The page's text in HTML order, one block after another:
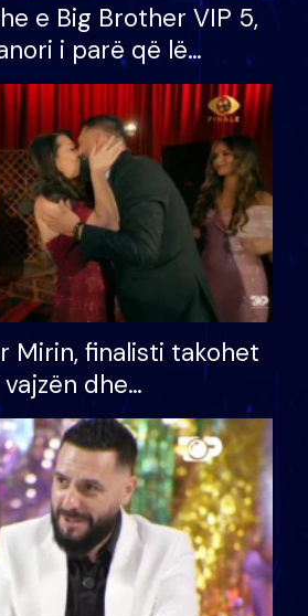
e Big Brother VIP 5,
i parë që lë
mundësinë për
e madh
Mirin, finalisti takohet
dhe
S’kemi ndonjë letër